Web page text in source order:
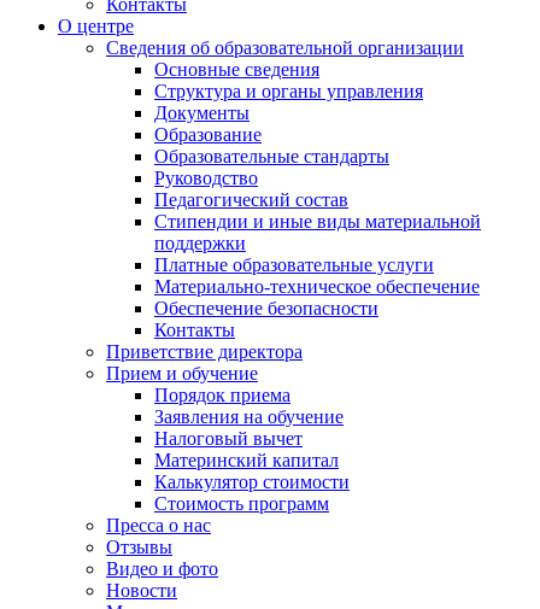
О центре
Сведения об образовательной организации
Основные сведения
Структура и органы управления
Документы
Образование
Образовательные стандарты
Руководство
Педагогический состав
Стипендии и иные виды материальной
поддержки
Платные образовательные услуги
Материально-техническое обеспечение
Обеспечение безопасности
Контакты
Приветствие директора
Прием и обучение
Порядок приема
Заявления на обучение
Налоговый вычет
Материнский капитал
Калькулятор стоимости
Стоимость программ
Пресса о нас
Отзывы
Видео и фото
Новости